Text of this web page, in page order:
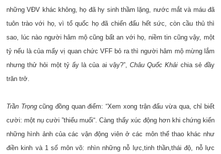
những VĐV khác không, họ đã hy sinh thầm lặng, nước mắt và máu đã
tuôn trào với họ, vì tổ quốc họ đã chiến đấu hết sức, còn cầu thủ thì
sao, lúc nào người hâm mộ cũng bất an với họ, niềm tin cũng vậy, một
tỷ nếu là của mấy vị quan chức VFF bỏ ra thì người hâm mộ mừng lắm
nhưng thử hỏi một tỷ ấy là của ai vậy?”, Châu Quốc Khải chia sẻ đầy
trăn trở.
Trần Trọngcũng đồng quan điểm: “Xem xong trận đấu vừa qua, chỉ biết
cười: một nụ cười ”thiếu muối“. Càng thấy xúc động hơn khi chứng kiến
những hình ảnh của các vận động viên ở các môn thể thao khác như
điền kinh và 1 số môn võ: nhìn những nỗ lực,tinh thần,thái độ, nỗ lực